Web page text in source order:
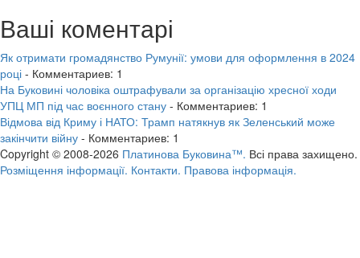
Ваші коментарі
Як отримати громадянство Румунії: умови для оформлення в 2024
році - Комментариев: 1
На Буковині чоловіка оштрафували за організацію хресної ходи
УПЦ МП під час воєнного стану - Комментариев: 1
Відмова від Криму і НАТО: Трамп натякнув як Зеленський може
закінчити війну - Комментариев: 1
Copyright © 2008-2026 Платинова Буковина™. Всі права захищено.
Розміщення інформації. Контакти. Правова інформація.